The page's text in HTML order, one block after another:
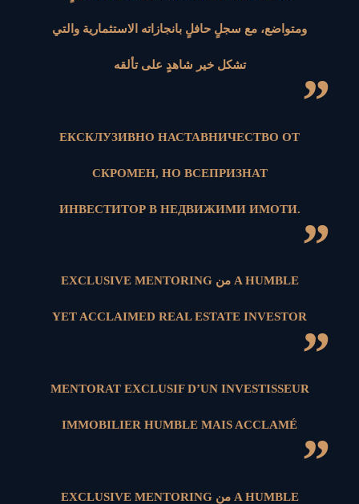
ومتواضع، مع سجلٍ حافلٍ بانجازاته الاستثمارية والتي
تشكل خير شاهدٍ على تألقه
”
ЕКСКЛУЗИВНО НАСТАВНИЧЕСТВО ОТ
СКРОМЕН, НО ВСЕПРИЗНАТ
ИНВЕСТИТОР В НЕДВИЖИМИ ИМОТИ.
”
EXCLUSIVE MENTORING من A HUMBLE
YET ACCLAIMED REAL ESTATE INVESTOR
”
MENTORAT EXCLUSIF D’UN INVESTISSEUR
IMMOBILIER HUMBLE MAIS ACCLAMÉ
”
EXCLUSIVE MENTORING من A HUMBLE